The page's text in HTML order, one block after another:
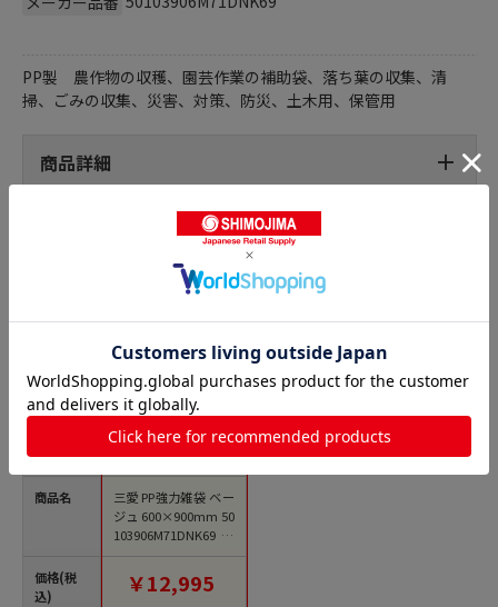
PP製 農作物の収穫、園芸作業の補助袋、落ち葉の収集、清
掃、ごみの収集、災害、対策、防災、土木用、保管用
商品詳細
土嚢袋の人気商品との比較
商品名
価格(税
込)
三愛 PP強力雑袋 ベー
ジュ 600×900mm 50
103906M71DNK69 20
0枚/包（ご注文単位1
包）【直送品】
￥12,995